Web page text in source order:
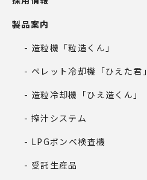
製品案内
造粒機「粒造くん」
ペレット冷却機「ひえた君」
造粒冷却機「ひえ造くん」
搾汁システム
LPGボンベ検査機
受託生産品